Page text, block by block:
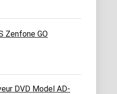
Zenfone GO
DVD Model AD-